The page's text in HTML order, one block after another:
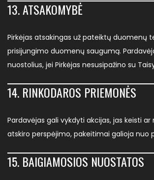
13. ATSAKOMYBĖ
Pirkėjas atsakingas už pateiktų duomenų
prisijungimo duomenų saugumą.
nuostolius, jei Pirkėjas nesusipažino su
14. RINKODAROS PRIEMONĖS
Pardavėjas gali vykdyti akcijas, jas keisti
atskiro perspėjimo, pakeitimai galioja nuo
15. BAIGIAMOSIOS NUOSTATOS